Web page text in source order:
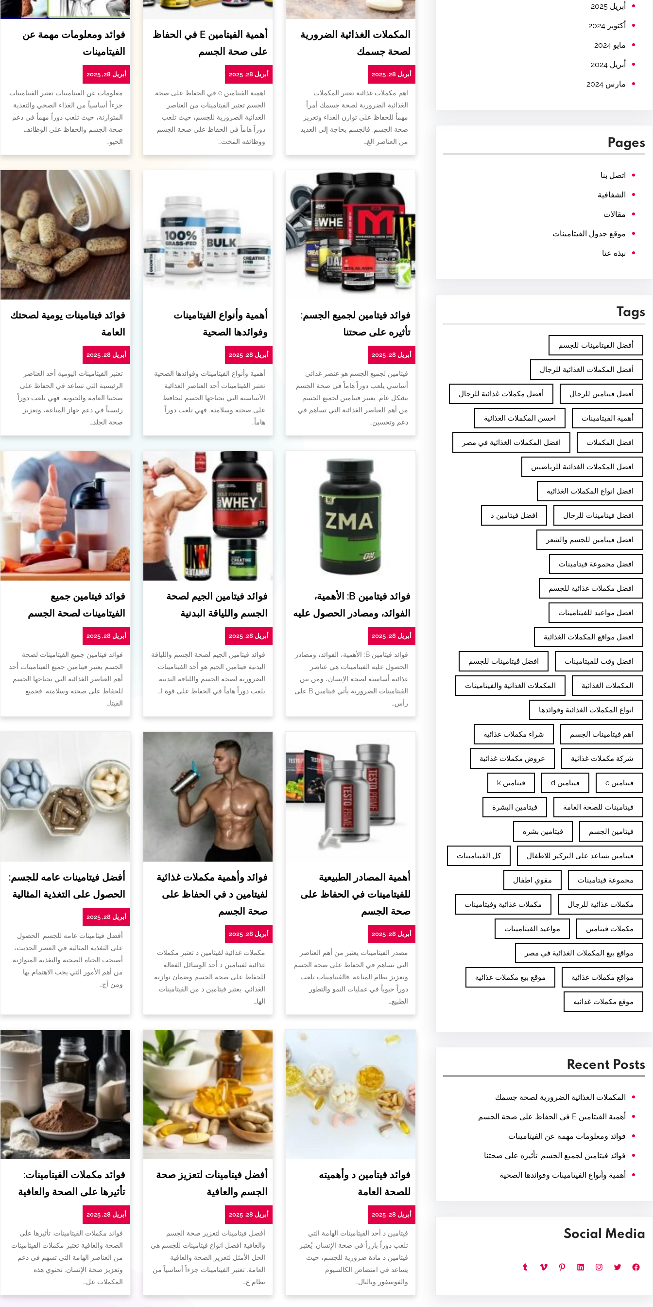
أبريل 2025
أكتوبر 2024
مايو 2024
أبريل 2024
مارس 2024
Pages
اتصل بنا
الشفافية
مقالات
موقع جدول الفيتامينات
نبذه عنا
Tags
أفضل الفيتامينات للجسم
أفضل المكملات الغذائية للرجال
أفضل فيتامين للرجال أفضل مكملات غذائية للرجال
أهمية الفيتامينات احسن المكملات الغذائية
افضل المكملات افضل المكملات الغذائية في مصر
افضل المكملات الغذائية للرياضيين
افضل انواع المكملات الغذائيه
افضل فيتامينات للرجال افضل فيتامين د
افضل فيتامين للجسم والشعر
افضل مجموعة فيتامينات
افضل مكملات غذائية للجسم
افضل مواعيد للفيتامينات
افضل مواقع المكملات الغذائية
افضل وقت للفيتامينات افضل ڤيتامينات للجسم
المكملات الغذائية المكملات الغذائية والفيتامينات
انواع المكملات الغذائية وفوائدها
اهم فيتامينات الجسم شراء مكملات غذائية
شركة مكملات غذائية عروض مكملات غذائية
فيتامين c فيتامين d فيتامين k
فيتامينات للصحة العامة فيتامين البشرة
فيتامين الجسم فيتامين بشره
فيتامين يساعد على التركيز للاطفال كل الفيتامينات
مجموعة فيتامينات مقوي اطفال
مكملات غذائية للرجال مكملات غذائية وفيتامينات
مكملات فيتامين مواعيد الفيتامينات
مواقع بيع المكملات الغذائية في مصر
مواقع مكملات غذائية موقع بيع مكملات غذائية
موقع مكملات غذائيه
Recent Posts
المكملات الغذائية الضرورية لصحة جسمك
أهمية الفيتامين E في الحفاظ على صحة الجسم
فوائد ومعلومات مهمة عن الفيتامينات
فوائد فيتامين لجميع الجسم: تأثيره على صحتنا
أهمية وأنواع الفيتامينات وفوائدها الصحية
Social Media
فيسبوك تويتر إنستجرام لينكد إن بينتريست فيميو تمبلر
المكملات الغذائية الضرورية
لصحة جسمك
أبريل 28, 2025
اهم مكملات غذائية تعتبر المكملات
الغذائية الضرورية لصحة جسمك أمراً
مهماً للحفاظ على توازن الغذاء وتعزيز
صحة الجسم. فالجسم بحاجة إلى العديد
من العناصر الغ…
أهمية الفيتامين E في الحفاظ
على صحة الجسم
أبريل 28, 2025
اهمية الفيتامين e في الحفاظ على صحة
الجسم تعتبر الفيتامينات من العناصر
الغذائية الضرورية للجسم، حيث تلعب
دوراً هاماً في الحفاظ على صحة الجسم
ووظائفه المخت…
فوائد ومعلومات مهمة عن
الفيتامينات
أبريل 28, 2025
معلومات عن الفيتامينات تعتبر الفيتامينات
جزءاً أساسياً من الغذاء الصحي والتغذية
المتوازنة، حيث تلعب دوراً مهماً في دعم
صحة الجسم والحفاظ على الوظائف
الحيو…
فوائد فيتامين لجميع الجسم:
تأثيره على صحتنا
أبريل 28, 2025
فيتامين لجميع الجسم هو عنصر غذائي
أساسي يلعب دوراً هاماً في صحة الجسم
بشكل عام. يعتبر فيتامين لجميع الجسم
من أهم العناصر الغذائية التي تساهم في
دعم وتحسين…
أهمية وأنواع الفيتامينات
وفوائدها الصحية
أبريل 28, 2025
أهمية وأنواع الفيتامينات وفوائدها الصحية
تعتبر الفيتامينات أحد العناصر الغذائية
الأساسية التي يحتاجها الجسم ليحافظ
على صحته وسلامته. فهي تلعب دوراً
هاماً…
فوائد فيتامينات يومية لصحتك
العامة
أبريل 28, 2025
تعتبر الفيتامينات اليومية أحد العناصر
الرئيسية التي تساعد في الحفاظ على
صحتنا العامة والحيوية. فهي تلعب دوراً
رئيسياً في دعم جهاز المناعة، وتعزيز
صحة الجلد…
فوائد فيتامين B: الأهمية،
الفوائد، ومصادر الحصول عليه
أبريل 28, 2025
فوائد فيتامين B: الأهمية، الفوائد، ومصادر
الحصول عليه الفيتامينات هي عناصر
غذائية أساسية لصحة الإنسان، ومن بين
الفيتامينات الضرورية يأتي فيتامين B على
رأس…
فوائد فيتامين الجيم لصحة
الجسم واللياقة البدنية
أبريل 28, 2025
فوائد فيتامين الجيم لصحة الجسم واللياقة
البدنية فيتامين الجيم هو أحد الفيتامينات
الضرورية لصحة الجسم واللياقة البدنية.
يلعب دوراً هاماً في الحفاظ على قوة ا…
فوائد فيتامين جميع
الفيتامينات لصحة الجسم
أبريل 28, 2025
فوائد فيتامين جميع الفيتامينات لصحة
الجسم يعتبر فيتامين جميع الفيتامينات أحد
أهم العناصر الغذائية التي يحتاجها الجسم
للحفاظ على صحته وسلامته. فجميع
الفيتا…
أهمية المصادر الطبيعية
للفيتامينات في الحفاظ على
صحة الجسم
أبريل 28, 2025
مصدر الفيتامينات يعتبر من أهم العناصر
التي تساهم في الحفاظ على صحة الجسم
وتعزيز نظام المناعة. فالفيتامينات تلعب
دوراً حيوياً في عمليات النمو والتطور
الطبيع…
فوائد وأهمية مكملات غذائية
لفيتامين د في الحفاظ على
صحة الجسم
أبريل 28, 2025
مكملات غذائية لفيتامين د تعتبر مكملات
غذائية لفيتامين د أحد الوسائل الفعالة
للحفاظ على صحة الجسم وضمان توازنه
الغذائي. يعتبر فيتامين د من الفيتامينات
الها…
أفضل فيتامينات عامه للجسم:
الحصول على التغذية المثالية
أبريل 28, 2025
أفضل فيتامينات عامه للجسم: الحصول
على التغذية المثالية في العصر الحديث،
أصبحت الحياة الصحية والتغذية المتوازنة
من أهم الأمور التي يجب الاهتمام بها.
ومن أج…
فوائد فيتامين د وأهميته
للصحة العامة
أبريل 28, 2025
فيتامين د أحد الفيتامينات الهامة التي
تلعب دوراً بارزاً في صحة الإنسان. يُعتبر
فيتامين د مادة ضرورية للجسم، حيث
يساعد في امتصاص الكالسيوم
والفوسفور وبالتال…
أفضل فيتامينات لتعزيز صحة
الجسم والعافية
أبريل 28, 2025
أفضل فيتامينات لتعزيز صحة الجسم
والعافية افضل انواع فيتامينات للجسم هي
الحل الأمثل لتعزيز الصحة والعافية
العامة. تعتبر الفيتامينات جزءاً أساسياً من
نظام غ…
فوائد مكملات الفيتامينات:
تأثيرها على الصحة والعافية
أبريل 28, 2025
فوائد مكملات الفيتامينات: تأثيرها على
الصحة والعافية تعتبر مكملات الفيتامينات
من العناصر الهامة التي تسهم في دعم
وتعزيز صحة الإنسان. تحتوي هذه
المكملات عل…